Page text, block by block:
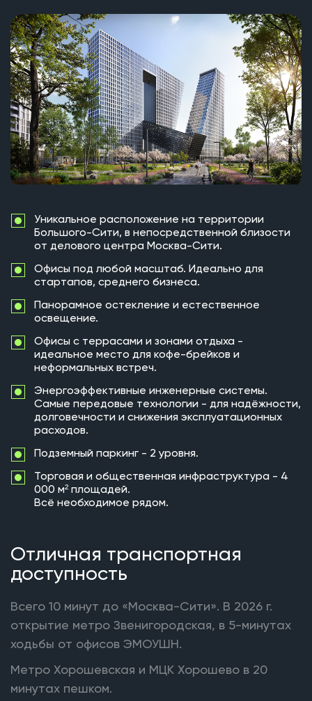
Уникальное расположение на территории
Большого-Сити, в непосредственной близости
от делового центра Москва-Сити.
Офисы под любой масштаб. Идеально для
стартапов, среднего бизнеса.
Панорамное остекление и естественное
освещение.
Офисы с террасами и зонами отдыха -
идеальное место для кофе-брейков и
неформальных встреч.
Энергоэффективные инженерные системы.
Самые передовые технологии - для надёжности,
долговечности и снижения эксплуатационных
расходов.
Подземный паркинг - 2 уровня.
Торговая и общественная инфраструктура - 4
000 м² площадей.
Всё необходимое рядом.
Отличная транспортная
доступность
Всего 10 минут до «Москва-Сити». В 2026 г.
открытие метро Звенигородская, в 5-минутах
ходьбы от офисов ЭМОУШН.
Метро Хорошевская и МЦК Хорошево в 20
минутах пешком.